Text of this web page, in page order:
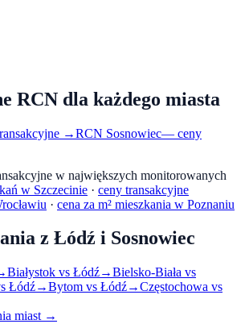
RCN dla każdego miasta
→RCN Sosnowiec— ceny
w największych monitorowanych
w Szczecinie · ceny transakcyjne
· cena za m² mieszkania w Poznaniu
z Łódź i Sosnowiec
Białystok vs Łódź→Bielsko-Biała vs
Łódź→Bytom vs Łódź→Częstochowa vs
miast →